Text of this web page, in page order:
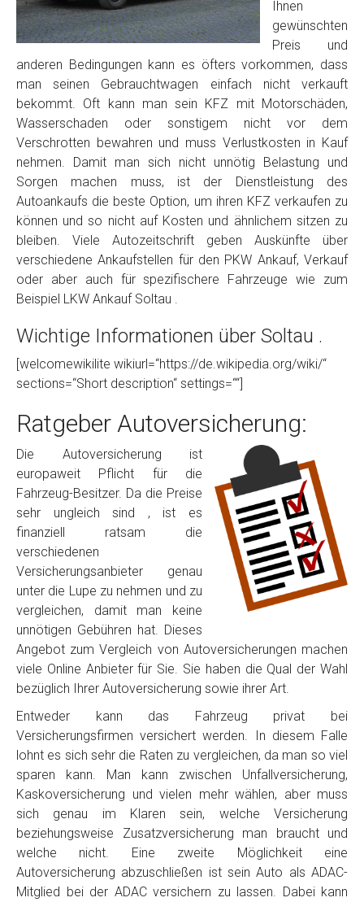
Foto Nr. 3
Sonstiges
Fertig
Wie viel ist 10+2 ?*
Ihnen
gewünschten
Preis und
anderen Bedingungen kann es öfters vorkommen, dass
man seinen Gebrauchtwagen einfach nicht verkauft
bekommt. Oft kann man sein KFZ mit Motorschäden,
Wasserschaden oder sonstigem nicht vor dem
Verschrotten bewahren und muss Verlustkosten in Kauf
nehmen. Damit man sich nicht unnötig Belastung und
Sorgen machen muss, ist der Dienstleistung des
Autoankaufs die beste Option, um ihren KFZ verkaufen zu
können und so nicht auf Kosten und ähnlichem sitzen zu
bleiben. Viele Autozeitschrift geben Auskünfte über
verschiedene Ankaufstellen für den PKW Ankauf, Verkauf
oder aber auch für spezifischere Fahrzeuge wie zum
Beispiel LKW Ankauf Soltau .
Wichtige Informationen über Soltau .
[welcomewikilite wikiurl=“https://de.wikipedia.org/wiki/“
sections=“Short description“ settings=““]
Ratgeber Autoversicherung:
Die Autoversicherung ist
europaweit Pflicht für die
Fahrzeug-Besitzer. Da die Preise
sehr ungleich sind , ist es
finanziell ratsam die
verschiedenen
Versicherungsanbieter genau
unter die Lupe zu nehmen und zu
vergleichen, damit man keine
unnötigen Gebühren hat. Dieses
Angebot zum Vergleich von Autoversicherungen machen
viele Online Anbieter für Sie. Sie haben die Qual der Wahl
bezüglich Ihrer Autoversicherung sowie ihrer Art.
Entweder kann das Fahrzeug privat bei
Versicherungsfirmen versichert werden. In diesem Falle
lohnt es sich sehr die Raten zu vergleichen, da man so viel
sparen kann. Man kann zwischen Unfallversicherung,
Kaskoversicherung und vielen mehr wählen, aber muss
sich genau im Klaren sein, welche Versicherung
beziehungsweise Zusatzversicherung man braucht und
welche nicht. Eine zweite Möglichkeit eine
Autoversicherung abzuschließen ist sein Auto als ADAC-
Mitglied bei der ADAC versichern zu lassen. Dabei kann